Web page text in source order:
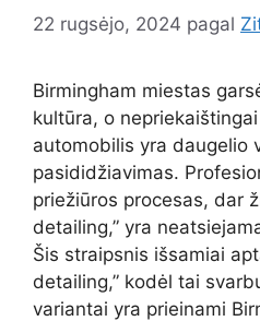
22 rugsėjo, 2024 pagal
Birmingham miestas
kultūra, o
automobilis yra daugelio
pasididžiavimas.
priežiūros procesas, dar
detailing,” yra
Šis straipsnis išsamiai
detailing,” kodėl tai
variantai yra prieinami